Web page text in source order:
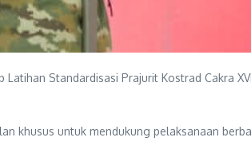
Standardisasi Prajurit Kostrad Cakra
khusus untuk mendukung pelaksanaan